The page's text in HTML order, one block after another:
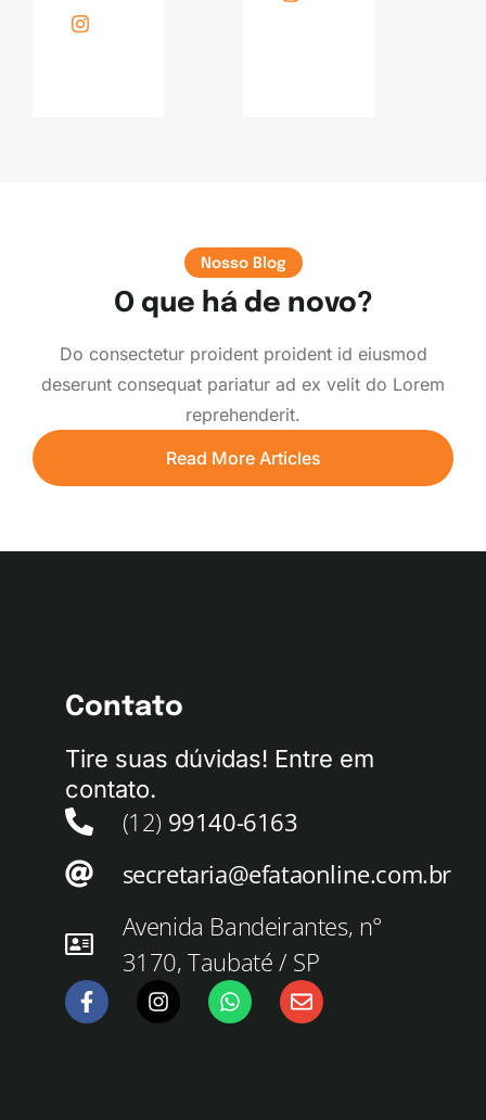
Nosso Blog
O que há de novo?
Do consectetur proident proident id eiusmod
deserunt consequat pariatur ad ex velit do Lorem
reprehenderit.
Read More Articles
Contato
Tire suas dúvidas! Entre em
contato.
(12) 99140-6163
secretaria@efataonline.com.br
Avenida Bandeirantes, n°
3170, Taubaté / SP